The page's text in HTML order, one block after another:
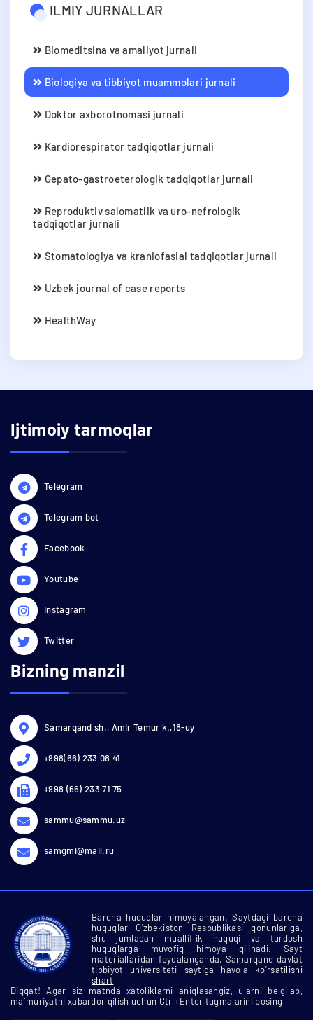
ILMIY JURNALLAR
Biomeditsina va amaliyot jurnali
Biologiya va tibbiyot muammolari jurnali
Doktor axborotnomasi jurnali
Kardiorespirator tadqiqotlar jurnali
Gepato-gastroeterologik tadqiqotlar jurnali
Reproduktiv salomatlik va uro-nefrologik
tadqiqotlar jurnali
Stomatologiya va kraniofasial tadqiqotlar jurnali
Uzbek journal of case reports
HealthWay
Ijtimoiy tarmoqlar
Telegram
Telegram bot
Facebook
Youtube
Instagram
Twitter
Bizning manzil
Samarqand sh., Amir Temur k.,18-uy
+998(66) 233 08 41
+998 (66) 233 71 75
sammu@sammu.uz
samgmi@mail.ru
Barcha huquqlar himoyalangan. Saytdagi barcha
huquqlar O'zbekiston Respublikasi qonunlariga,
shu jumladan mualliflik huquqi va turdosh
huquqlarga muvofiq himoya qilinadi. Sayt
materiallaridan foydalanganda, Samarqand davlat
tibbiyot universiteti saytiga havola ko'rsatilishi
shart
Diqqat! Agar siz matnda xatoliklarni aniqlasangiz, ularni belgilab,
ma`muriyatni xabardor qilish uchun Ctrl+Enter tugmalarini bosing